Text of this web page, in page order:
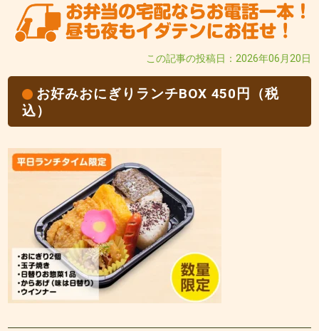
この記事の投稿日：2026年06月20日
お好みおにぎりランチBOX 450円（税
込）